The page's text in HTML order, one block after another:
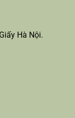
Hà Nội.